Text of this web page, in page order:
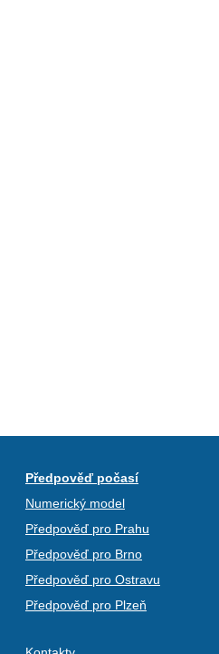
Předpověď počasí
Numerický model
Předpověď pro Prahu
Předpověď pro Brno
Předpověď pro Ostravu
Předpověď pro Plzeň